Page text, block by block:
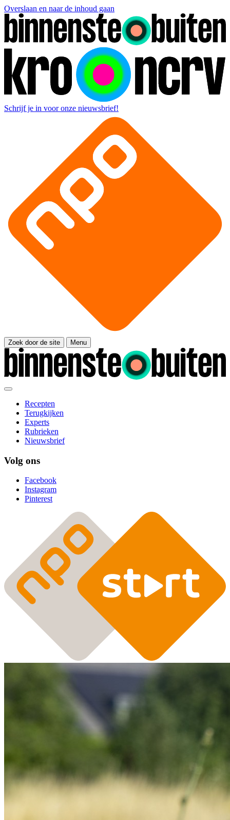
Overslaan en naar de inhoud gaan
Schrijf je in voor onze nieuwsbrief!
Zoek door de site Menu
Recepten
Terugkijken
Experts
Rubrieken
Nieuwsbrief
Volg ons
Facebook
Instagram
Pinterest